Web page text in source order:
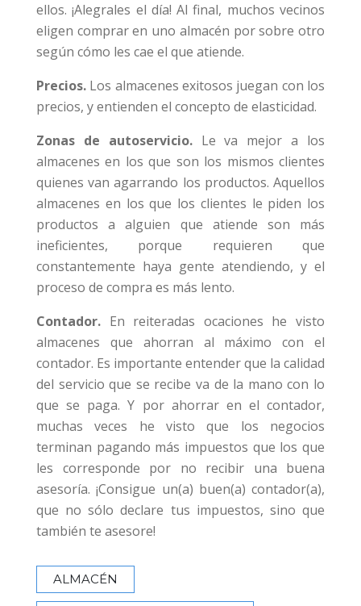
ellos. ¡Alegrales el día! Al final, muchos vecinos
eligen comprar en uno almacén por sobre otro
según cómo les cae el que atiende.
Precios. Los almacenes exitosos juegan con los
precios, y entienden el concepto de elasticidad.
Zonas de autoservicio.Le va mejor a los
almacenes en los que son los mismos clientes
quienes van agarrando los productos. Aquellos
almacenes en los que los clientes le piden los
productos a alguien que atiende son más
ineficientes, porque requieren que
constantemente haya gente atendiendo, y el
proceso de compra es más lento.
Contador. En reiteradas ocaciones he visto
almacenes que ahorran al máximo con el
contador. Es importante entender que la calidad
del servicio que se recibe va de la mano con lo
que se paga. Y por ahorrar en el contador,
muchas veces he visto que los negocios
terminan pagando más impuestos que los que
les corresponde por no recibir una buena
asesoría. ¡Consigue un(a) buen(a) contador(a),
que no sólo declare tus impuestos, sino que
también te asesore!
ALMACÉN